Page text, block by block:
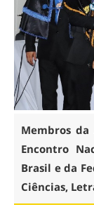
Membros
Encontro
Brasil e da
Ciências,